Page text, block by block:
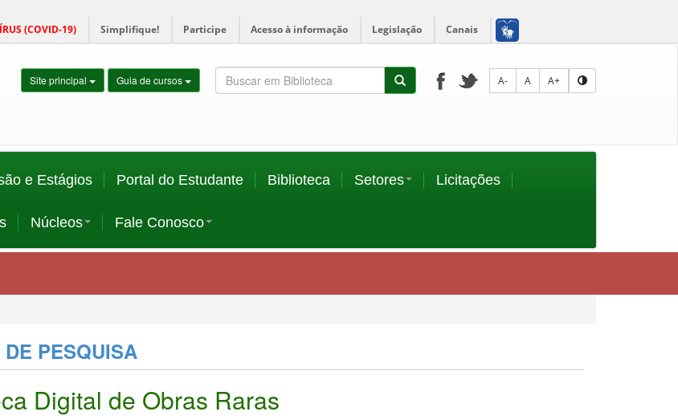
(COVID-19) Simplifique! Participe Acesso à informação Legislação Canais
Site principal Guia de cursos A- A A+
e Estágios Portal do Estudante Biblioteca Setores Licitações
Núcleos Fale Conosco
PESQUISA
Digital de Obras Raras